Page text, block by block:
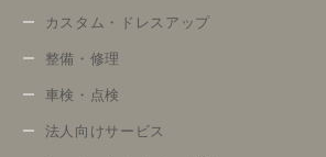
カスタム・ドレスアップ
整備・修理
車検・点検
法人向けサービス